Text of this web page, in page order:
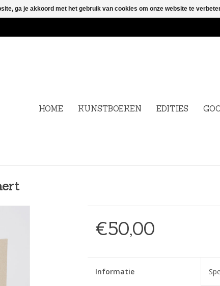
HOME KUNSTBOEKEN EDITIES
€50,00
Informatie
ga je akkoord met het gebruik van cookies om onze website te